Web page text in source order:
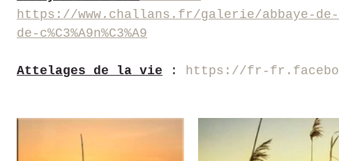
https://www.challans.fr/galerie/abbaye-de-
de-c%C3%A9n%C3%A9
Attelages de la vie : https://fr-